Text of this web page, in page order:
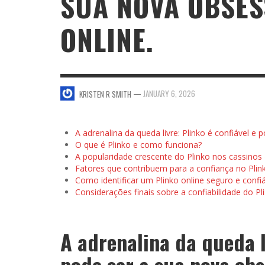
FOREHEAD LINES
KRISTEN R SMITH, AUGUST 11, 2014
4 HARMFUL EFFECTS OF TEENAGE DRINKING
JASON ANDERSON
SWEET VALENTINE’S DAY DESSERTS
KRISTEN R SMITH
ONLINE.
KRISTEN R SMITH — JANUARY 6, 2026
A adrenalina da queda livre: Plinko é confiável e
O que é Plinko e como funciona?
A popularidade crescente do Plinko nos cassinos
Fatores que contribuem para a confiança no
Como identificar um Plinko online seguro e
Considerações finais sobre a confiabilidade do
A adrenalina da